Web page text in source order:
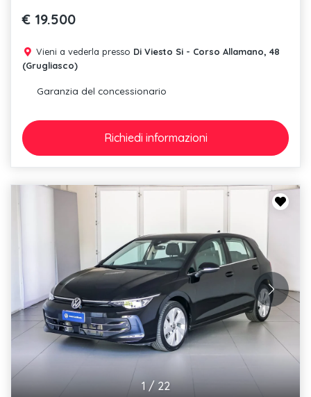
€ 19.500
Vieni a vederla presso Di Viesto Si - Corso Allamano, 48
(Grugliasco)
Garanzia del concessionario
Richiedi informazioni
1/ 22